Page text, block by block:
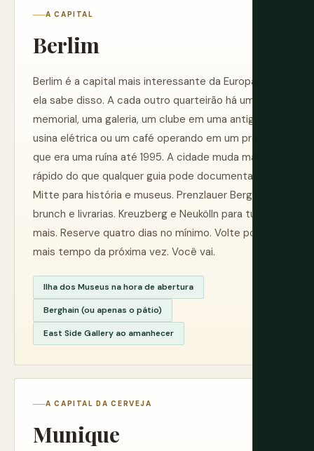
A CAPITAL
Berlim
Berlim é a capital mais interessante da Europa e
ela sabe disso. A cada outro quarteirão há um
memorial, uma galeria, um clube em uma antiga
usina elétrica ou um café operando em um prédio
que era uma ruína até 1995. A cidade muda mais
rápido do que qualquer guia pode documentar.
Mitte para história e museus. Prenzlauer Berg para
brunch e livrarias. Kreuzberg e Neukölln para tudo o
mais. Reserve quatro dias no mínimo. Volte por
mais tempo da próxima vez. Você vai.
Ilha dos Museus na hora de abertura
Berghain (ou apenas o pátio)
East Side Gallery ao amanhecer
A CAPITAL DA CERVEJA
Munique